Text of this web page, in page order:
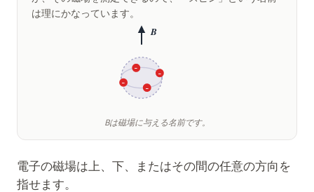
は理にかなっています。
B
− −
−
−
Bは磁場に与える名前です。
電子の磁場は上、下、またはその間の任意の方向を
指せます。